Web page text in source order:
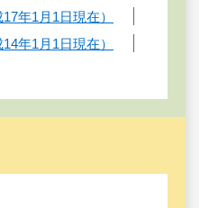
年1月1日現在）
年1月1日現在）